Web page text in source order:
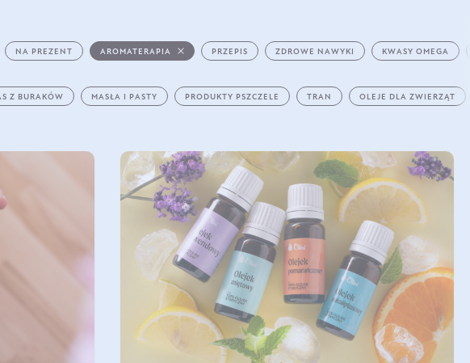
NA PREZENT AROMATERAPIA PRZEPIS ZDROWE NAWYKI KWASY OMEGA
Z BURAKÓW MASŁA I PASTY PRODUKTY PSZCZELE TRAN OLEJE DLA ZWIERZĄT